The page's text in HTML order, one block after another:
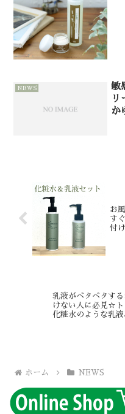
NEWS
敏
リ
か
お
す
付
乳液がベタベタする
けない人に必見☆ト
化粧水のような乳液
ホーム NEWS